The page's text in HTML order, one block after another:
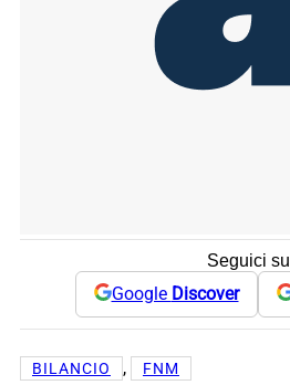
Seguici su
Google Discover
BILANCIO , FNM